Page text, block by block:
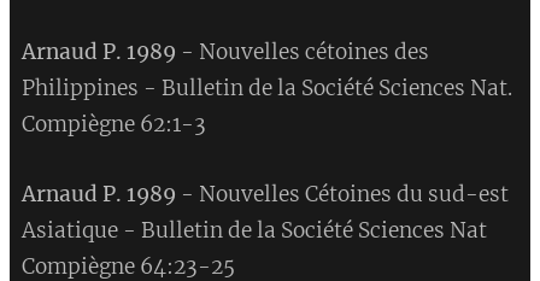
Arnaud P. 1989 - Nouvelles cétoines des
Philippines - Bulletin de la Société Sciences Nat.
Compiègne 62:1-3
Arnaud P. 1989 - Nouvelles Cétoines du sud-est
Asiatique - Bulletin de la Société Sciences Nat
Compiègne 64:23-25